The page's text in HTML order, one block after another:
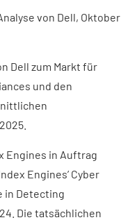
von Dell, Oktober
Dell zum Markt für
und den
Engines in Auftrag
Engines’ Cyber
in Detecting
Die tatsächlichen